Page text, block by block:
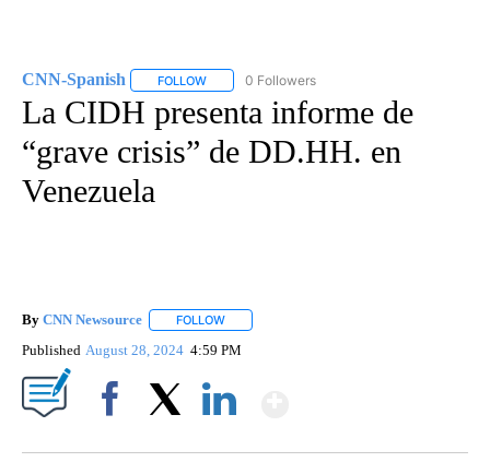
CNN-Spanish FOLLOW FOLLOW "CNN-SPANISH" TO RECEIVE
0 Followers
La CIDH presenta informe de
“grave crisis” de DD.HH. en
Venezuela
By CNN Newsource FOLLOW
Published August 28, 2024 4:59 PM